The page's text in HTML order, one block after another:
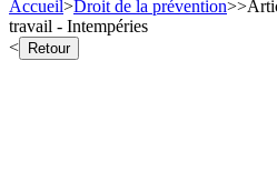
Accueil>Droit de la prévention>>
travail - Intempéries
<
Retour